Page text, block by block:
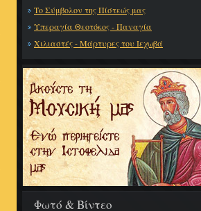
Το Σύμβολον της Πίστεώς μας
Υπεραγία Θεοτόκος - Παναγία
Χιλιαστές - Μάρτυρες του Ιεχωβά
Φωτό & Βίντεο